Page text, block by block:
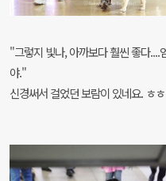
"그렇지 빛나, 아까보다 훨씬 좋다
야."
신경써서 걸었던 보람이 있네요. ㅎㅎ